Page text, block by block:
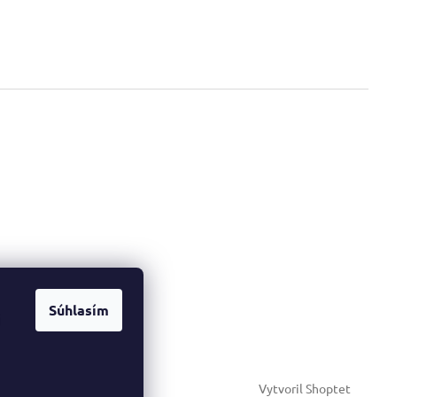
Súhlasím
Vytvoril Shoptet